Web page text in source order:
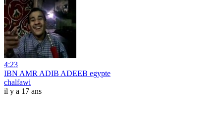
4:23
IBN AMR ADIB ADEEB egypte
chalfawi
il y a 17 ans